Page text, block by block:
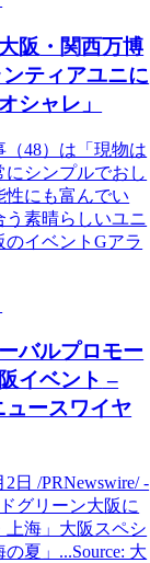
阪 ・関西万博
ティアユニに
シャレ」
48）は「現物は
シンプルでおし
性にも富んでい
う素晴らしいユニ
のイベントGアラ
バルプロモー
イベント –
ュースワイヤ
日 /PRNewswire/ -
グリーン大阪に
海」大阪スペシ
夏」...Source: 大